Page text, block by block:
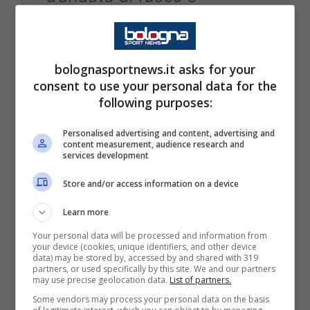
ricominceremo in quello di
ritorno con Milan, Atalanta,
Fiorentina e Lazio, quindi
questi due giorni serviranno
per ricaricare le pile. Sono
felice della mentalità che
hanno i miei giocatori”.
Le parole di Cioffi sulla
prestazione di Okoye
bolognasportnews.it asks for your
consent to use your personal data for the
following purposes:
Personalised advertising and content, advertising and
content measurement, audience research and
services development
Store and/or access information on a device
Learn more
Your personal data will be processed and information from
your device (cookies, unique identifiers, and other device
data) may be stored by, accessed by and shared with 319
partners, or used specifically by this site. We and our partners
may use precise geolocation data. List of partners.
Some vendors may process your personal data on the basis